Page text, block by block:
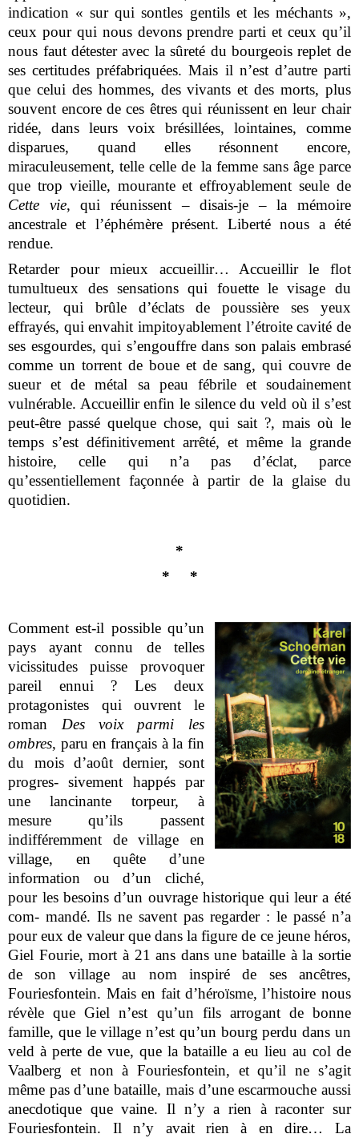
indication «sur qui sontles gentils et les méchants »,
ceux pour qui nous devons prendre parti et ceux qu’il
nous faut détester avec la sûreté du bourgeois replet de
ses certitudes préfabriquées. Mais il n’est d’autre parti
que celui des hommes, des vivants et des morts, plus
souvent encore de ces êtres qui réunissent en leur chair
ridée, dans leurs voix brésillées, lointaines, comme
disparues, quand elles résonnent encore,
miraculeusement, telle celle de la femme sans âge parce
que trop vieille, mourante et effroyablement seule de
Cette vie, qui réunissent – disais-je – la mémoire
ancestrale et l’éphémère présent. Liberté nous a été
rendue.
Retarder pour mieux accueillir… Accueillir le flot
tumultueux des sensations qui fouette le visage du
lecteur, qui brûle d’éclats de poussière ses yeux
effrayés, qui envahit impitoyablement l’étroite cavité de
ses esgourdes, qui s’engouffre dans son palais embrasé
comme un torrent de boue et de sang, qui couvre de
sueur et de métal sa peau fébrile et soudainement
vulnérable. Accueillir enfin le silence du veld où il s’est
peut-être passé quelque chose, qui sait ?, mais où le
temps s’est définitivement arrêté, et même la grande
histoire, celle qui n’a pas d’éclat, parce
qu’essentiellement façonnée à partir de la glaise du
quotidien.
*
*
*
Comment est-il possible qu’un
pays ayant connu de telles
vicissitudes puisse provoquer
pareil ennui ? Les deux
protagonistes qui ouvrent le
roman Des voix parmi les
ombres, paru en français à la fin
du mois d’août dernier, sont
progres- sivement happés par
une lancinante torpeur, à
mesure qu’ils passent
indifféremment de village en
village, en quête d’une
information ou d’un cliché,
pour les besoins d’un ouvrage historique qui leur a été
com- mandé. Ils ne savent pas regarder : le passé n’a
pour eux de valeur que dans la figure de ce jeune héros,
Giel Fourie, mort à 21 ans dans une bataille à la sortie
de son village au nom inspiré de ses ancêtres,
Fouriesfontein. Mais en fait d’héroïsme, l’histoire nous
révèle que Giel n’est qu’un fils arrogant de bonne
famille, que le village n’est qu’un bourg perdu dans un
veld à perte de vue, que la bataille a eu lieu au col de
Vaalberg et non à Fouriesfontein, et qu’il ne s’agit
même pas d’une bataille, mais d’une escarmouche aussi
anecdotique que vaine. Il n’y a rien à raconter sur
Fouriesfontein. Il n’y avait rien à en dire… La